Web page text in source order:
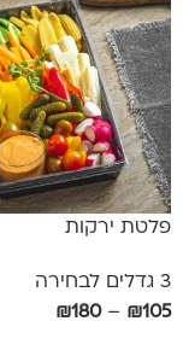
פלטת ירקות
3 גדלים לבחירה
₪105
–
₪180